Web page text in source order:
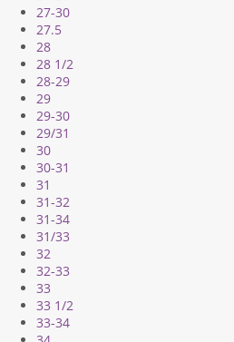
27-30
27.5
28
28 1/2
28-29
29
29-30
29/31
30
30-31
31
31-32
31-34
31/33
32
32-33
33
33 1/2
33-34